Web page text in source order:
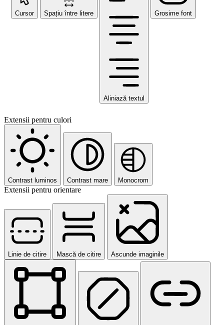
Cursor Spațiu între litere
Aliniază textul
Grosime font
Extensii pentru culori
Contrast luminos Contrast mare Monocrom
Extensii pentru orientare
Linie de citire Mască de citire Ascunde imaginile